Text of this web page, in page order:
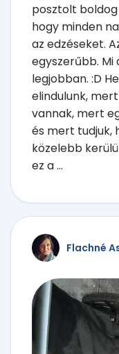
posztolt
hogy minden
az edzéseket.
egyszerűbb.
legjobban. :D
elindulunk,
vannak, mert
és mert tudjuk,
közelebb
ez a ...
Flachné